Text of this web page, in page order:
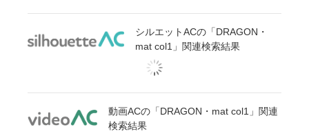
シルエットACの「DRAGON・
mat col1」関連検索結果
動画ACの「DRAGON・mat col1」関連
検索結果